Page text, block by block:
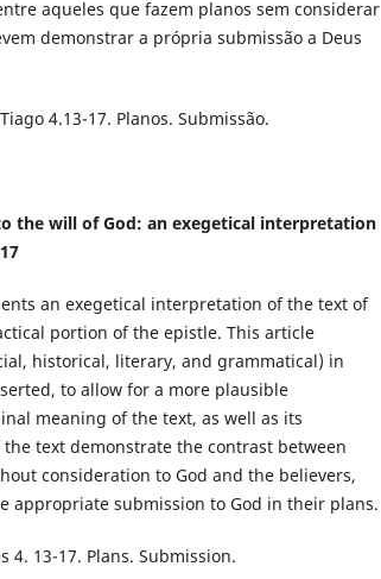
aqueles que fazem planos sem considerar
demonstrar a própria submissão a Deus
4.13-17. Planos. Submissão.
the will of God: an exegetical interpretation
an exegetical interpretation of the text of
portion of the epistle. This article
historical, literary, and grammatical) in
to allow for a more plausible
meaning of the text, as well as its
text demonstrate the contrast between
consideration to God and the believers,
appropriate submission to God in their plans.
4. 13-17. Plans. Submission.